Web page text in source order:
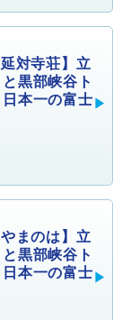
対寺荘】立
黒部峡谷ト
本一の富士
まのは】立
黒部峡谷ト
本一の富士